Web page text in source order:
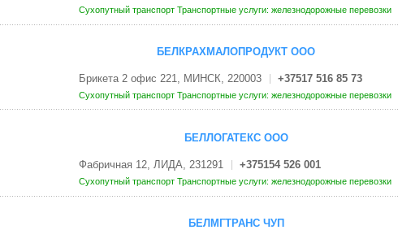
Сухопутный транспорт Транспортные услуги: железнодорожные перевозки
БЕЛКРАХМАЛОПРОДУКТ ООО
Брикета 2 офис 221, МИНСК, 220003 +37517 516 85 73
Сухопутный транспорт Транспортные услуги: железнодорожные перевозки
БЕЛЛОГАТЕКС ООО
Фабричная 12, ЛИДА, 231291 +375154 526 001
Сухопутный транспорт Транспортные услуги: железнодорожные перевозки
БЕЛМГТРАНС ЧУП